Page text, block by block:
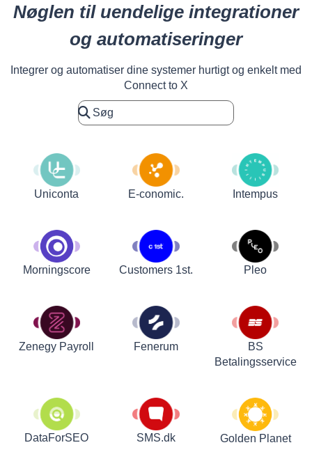
Nøglen til uendelige integrationer
og automatiseringer
Integrer og automatiser dine systemer hurtigt og enkelt med
Connect to X
Uniconta E-conomic. Intempus
Morningscore Customers 1st. Pleo
Zenegy Payroll Fenerum
BS
Betalingsservice
DataForSEO SMS.dk Golden Planet